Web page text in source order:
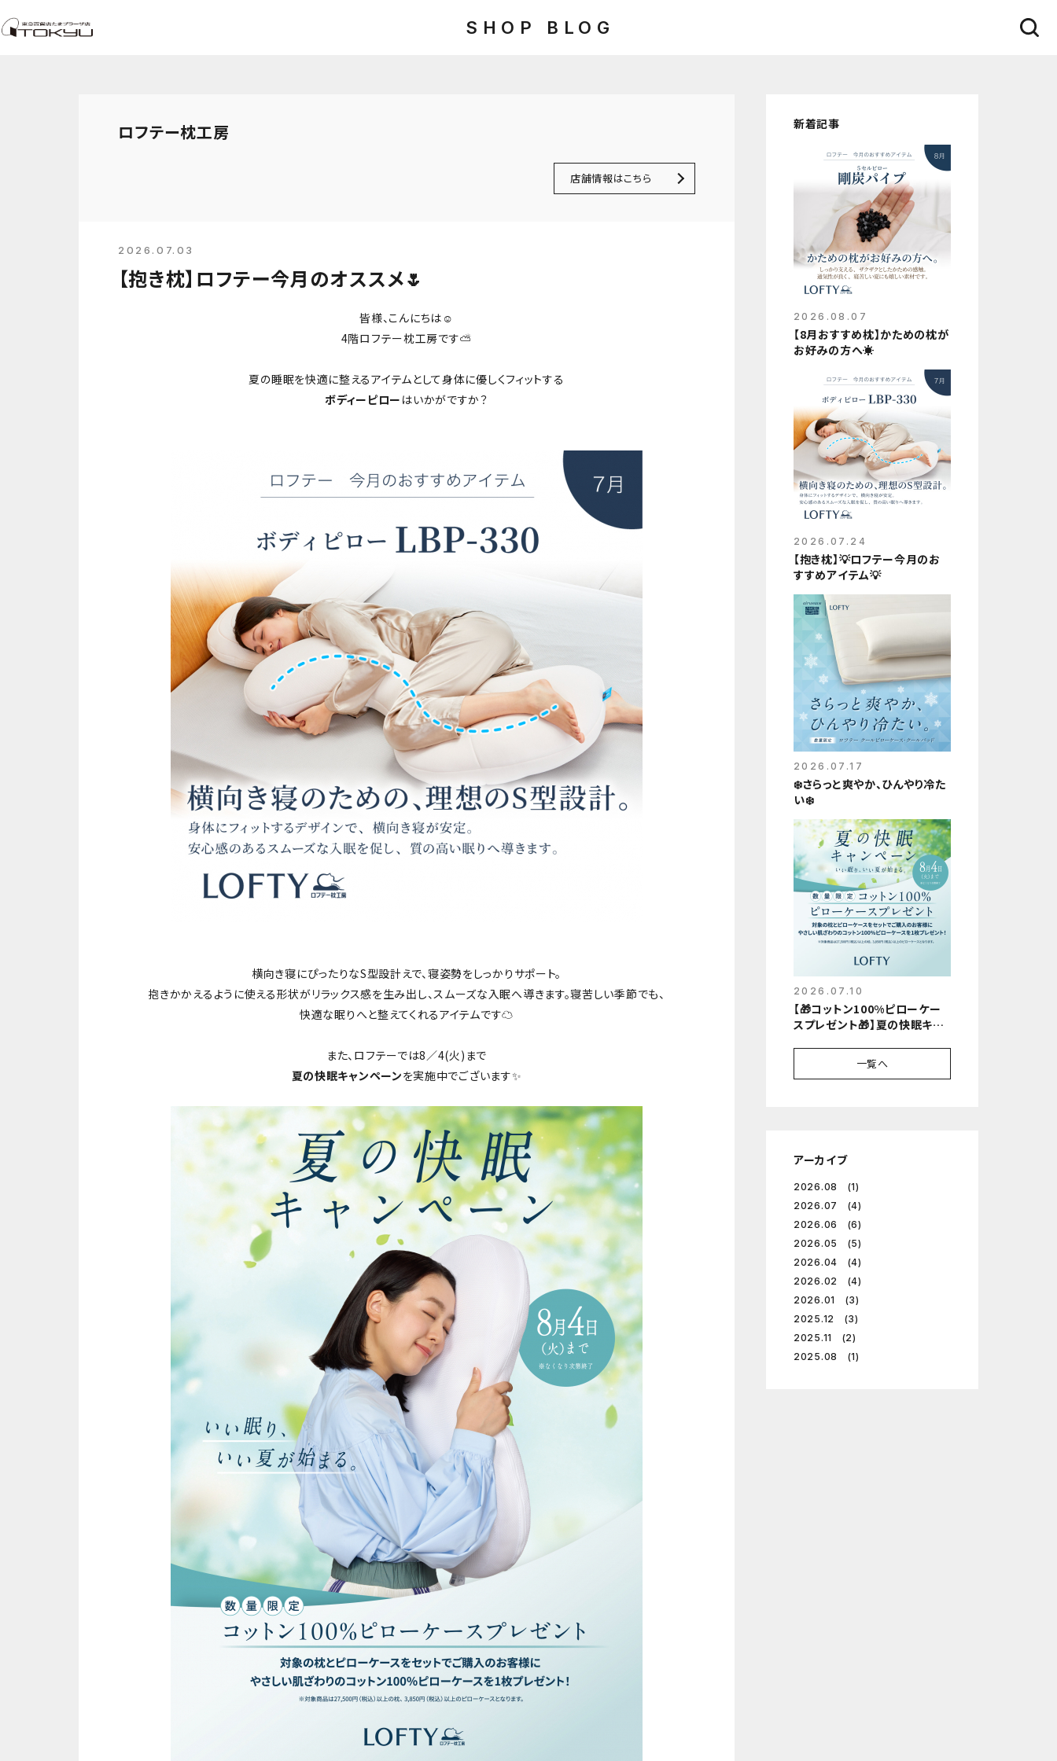
SHOP BLOG
ロフテー枕工房
店舗情報はこちら
2026.07.03
【抱き枕】ロフテー今月のオススメ🌷
皆様、こんにちは☺︎
4階ロフテー枕工房です⛅️
夏の睡眠を快適に整えるアイテムとして身体に優しくフィットする
ボディーピロー はいかがですか？
横向き寝にぴったりなS型設計えで、寝姿勢をしっかりサポート。
抱きかかえるように使える形状がリラックス感を生み出し、スムーズな入眠へ導きます。寝苦しい季節でも、
快適な眠りへと整えてくれるアイテムです☁️
また、ロフテーでは8／4(火)まで
夏の快眠キャンペーンを実施中でございます✨
新着記事
2026.08.07
【8月おすすめ枕】かための枕が
お好みの方へ☀️
2026.07.24
【抱き枕】💡ロフテー今月のお
すすめアイテム💡
2026.07.17
❄️さらっと爽やか、ひんやり冷た
い❄️
2026.07.10
【🎁コットン100%ピローケー
スプレゼント🎁】夏の快眠キャ
一覧へ
アーカイブ
2026.08 (1)
2026.07 (4)
2026.06 (6)
2026.05 (5)
2026.04 (4)
2026.02 (4)
2026.01 (3)
2025.12 (3)
2025.11 (2)
2025.08 (1)